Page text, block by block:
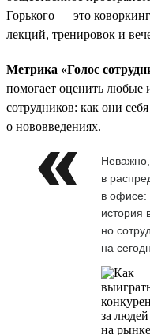
Горького — это
лекций, тренировок и
Метрика «Голос
помогает оценить любые
сотрудников: как они
о нововведениях.
в
в офисе:
история
но
на